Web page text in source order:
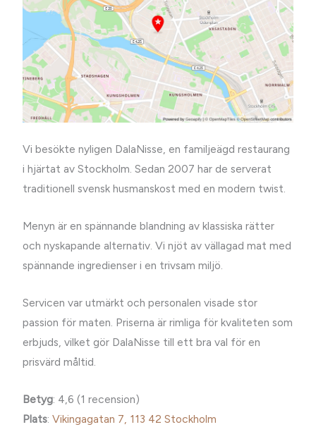
Vi besökte nyligen DalaNisse, en familjeägd restaurang
i hjärtat av Stockholm. Sedan 2007 har de serverat
traditionell svensk husmanskost med en modern twist.
Menyn är en spännande blandning av klassiska rätter
och nyskapande alternativ. Vi njöt av vällagad mat med
spännande ingredienser i en trivsam miljö.
Servicen var utmärkt och personalen visade stor
passion för maten. Priserna är rimliga för kvaliteten som
erbjuds, vilket gör DalaNisse till ett bra val för en
prisvärd måltid.
Betyg: 4,6 (1 recension)
Plats:Vikingagatan 7, 113 42 Stockholm